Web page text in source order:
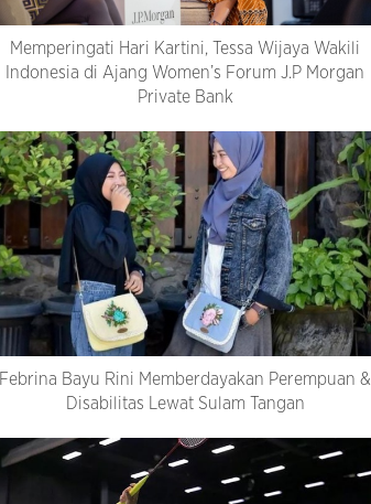
Memperingati Hari Kartini, Tessa Wijaya Wakili
Indonesia di Ajang Women’s Forum J.P Morgan
Private Bank
Febrina Bayu Rini Memberdayakan Perempuan &
Disabilitas Lewat Sulam Tangan